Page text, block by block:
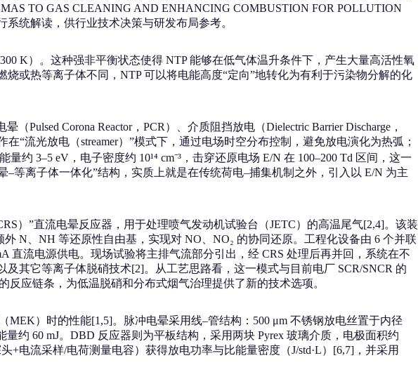
TO GAS CLEANING AND ENHANCING COMBUSTION FOR POLLUTION
统解读，供行业技术决策与研发布局参考。
K）。这种强非平衡状态使得 NTP 能够在低气体温升条件下，产生大量高活性氧
或热等离子体不同，NTP 可以将电能高度“定向”地转化为有利于污染物分解的化
Pulsed Corona Reactor，PCR）、介质阻挡放电（Dielectric Barrier Discharge，
“流光放电（streamer）”模式下，通过电场时空分布控制，避免放电演化为热弧；
3–5 eV，电子密度约 10¹⁴ cm⁻³，击穿还原电场 E/N 在 100–200 Td 区间，这一
等离子体一体化”结构，实质上就是在传统荷电–捕集机制之外，引入以 E/N 为主
）”直流电晕反应器，用于处理喷气发动机试验台（JETC）的高温尾气[2,4]。该装
N、NH 等还原性自由基，实现对 NO、NO₂ 的协同还原。工程化设备由 6 个并联
直流电源供电。现场试验将主排气流部分引出，经 CRS 处理后再并回，系统在不
其它等离子体脱硝技术[2]。从工艺思路看，这一模式与目前电厂 SCR/SNCR 的
应链条，为低温脱硝和分布式烟气治理提供了新的技术选项。
）时的性能[1,5]。脉冲电晕采用线–管结构：500 μm 不锈钢放电丝置于内径
约 60 mJ。DBD 反应器则为平板结构，采用两块 Pyrex 玻璃介质，电极面积约
+电流采样/电荷测量电容）获得放电功率与比能量密度（J/std·L）[6,7]，并采用